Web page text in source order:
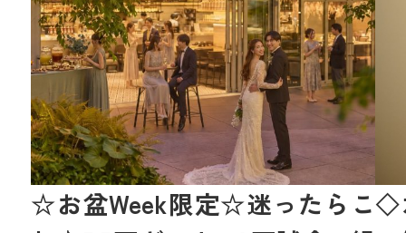
☆お盆Week限定☆迷ったらこ◇